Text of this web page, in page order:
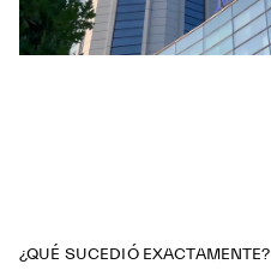
¿QUÉ SUCEDIÓ EXACTAMENTE?